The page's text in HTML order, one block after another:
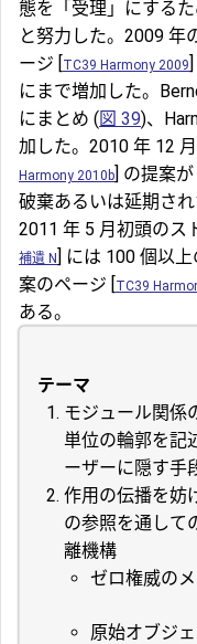
態を「受理」にする
と努力した。2009 年
ージ [TC39 Harmony 2009
にまで増加した。
にまとめ (図 39)、
加した。2010 年 12
Harmony 2010b] の提案
破棄あるいは延期さ
2011 年 5 月初頭のス
補遺 N] には 100 個以
案のページ [TC39
ある。
テーマ
モジュール関係
単位の輪郭を記
ーザーに隠す手
作用の伝播を妨
の参照を通して
離機構
ゼロ権威の
原始オブジ